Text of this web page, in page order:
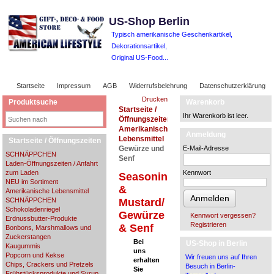
US-Shop Berlin
Typisch amerikanische Geschenkartikel,
Dekorationsartikel,
Original US-Food...
Startseite Impressum AGB Widerrufsbelehrung Datenschutzerklärung
Produktsuche
Startseite / Öffnungszeiten
SCHNÄPPCHEN
Laden-Öffnungszeiten / Anfahrt
zum Laden
NEU im Sortiment
Amerikanische Lebensmittel
SCHNÄPPCHEN
Schokoladenriegel
Erdnussbutter-Produkte
Bonbons, Marshmallows und
Zuckerstangen
Kaugummis
Popcorn und Kekse
Chips, Crackers und Pretzels
Warenkorb
Ihr Warenkorb ist leer.
Anmeldung
E-Mail-Adresse
Kennwort
Anmelden
Kennwort vergessen?
Registrieren
US-Shop in Berlin
Wir freuen uns auf Ihren
Besuch in Berlin-
Drucken
Startseite /
Öffnungszeiten
Amerikanische
Lebensmittel
Gewürze und
Senf
Seasonings
&
Mustard/
Gewürze
& Senf
Bei
uns
erhalten
Sie